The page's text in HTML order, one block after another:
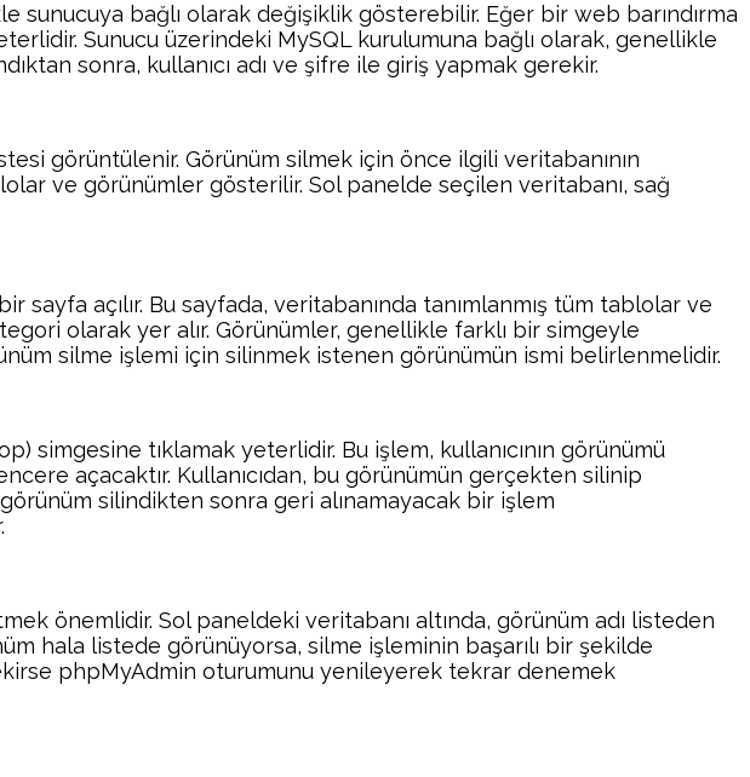
bağlı olarak değişiklik gösterebilir. Eğer bir web barındırma
Sunucu üzerindeki MySQL kurulumuna bağlı olarak, genellikle
sonra, kullanıcı adı ve şifre ile giriş yapmak gerekir.
görüntülenir. Görünüm silmek için önce ilgili veritabanının
ve görünümler gösterilir. Sol panelde seçilen veritabanı, sağ
açılır. Bu sayfada, veritabanında tanımlanmış tüm tablolar ve
olarak yer alır. Görünümler, genellikle farklı bir simgeyle
silme işlemi için silinmek istenen görünümün ismi belirlenmelidir.
simgesine tıklamak yeterlidir. Bu işlem, kullanıcının görünümü
açacaktır. Kullanıcıdan, bu görünümün gerçekten silinip
silindikten sonra geri alınamayacak bir işlem
önemlidir. Sol paneldeki veritabanı altında, görünüm adı listeden
hala listede görünüyorsa, silme işleminin başarılı bir şekilde
phpMyAdmin oturumunu yenileyerek tekrar denemek